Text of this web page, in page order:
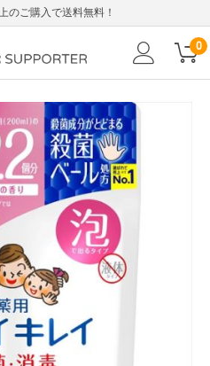
のご購入で送料無料！
0